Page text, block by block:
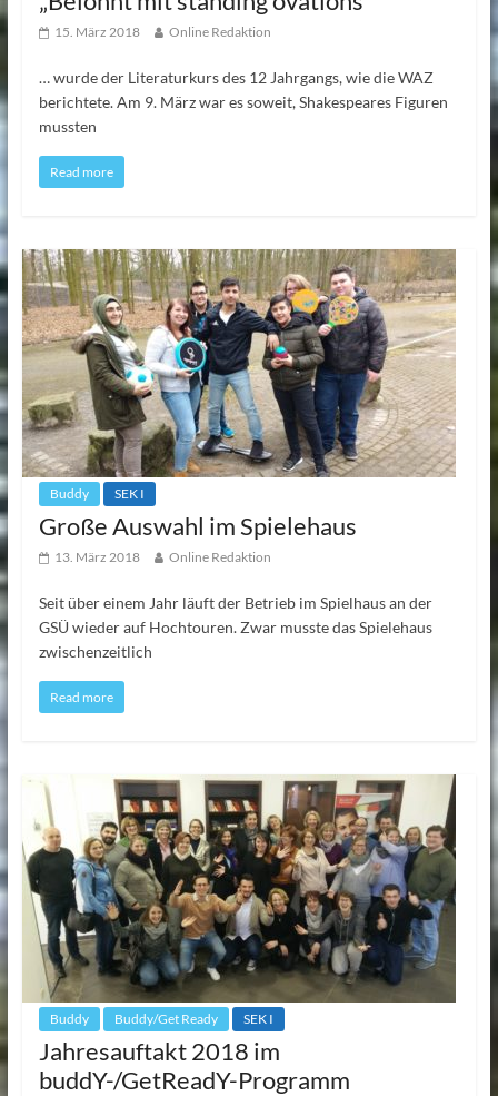
15. März 2018 Online Redaktion
… wurde der Literaturkurs des 12 Jahrgangs, wie die WAZ
berichtete. Am 9. März war es soweit, Shakespeares Figuren
mussten
Read more
Buddy SEK I
Große Auswahl im Spielehaus
13. März 2018 Online Redaktion
Seit über einem Jahr läuft der Betrieb im Spielhaus an der
GSÜ wieder auf Hochtouren. Zwar musste das Spielehaus
zwischenzeitlich
Read more
Buddy Buddy/Get Ready SEK I
Jahresauftakt 2018 im
buddY-/GetReadY-Programm